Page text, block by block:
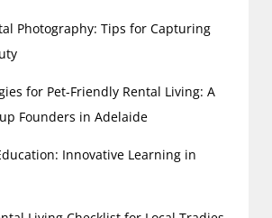
Photography: Tips for Capturing
for Pet-Friendly Rental Living: A
Founders in Adelaide
Innovative Learning in